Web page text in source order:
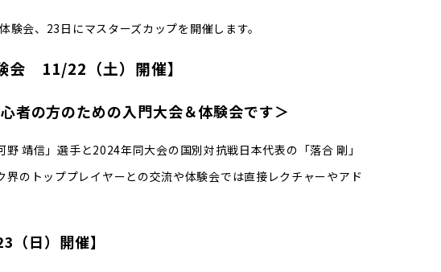
会、23日にマスターズカップを開催します。
会 11/22（土）開催】
者の方のための入門大会＆体験会です＞
靖信」選手と2024年同大会の国別対抗戦日本代表の「落合 剛」
のトッププレイヤーとの交流や体験会では直接レクチャーやアド
日）開催】